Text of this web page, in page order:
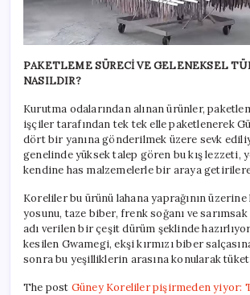
PAKETLEME SÜRECİ VE GELENEKSEL
NASILDIR?
Kurutma odalarından alınan ürünler,
işçiler tarafından tek tek elle paketlenerek
dört bir yanına gönderilmek üzere sevk
genelinde yüksek talep gören bu kış lezzeti,
kendine has malzemelerle bir araya
Koreliler bu ürünü lahana yaprağının
yosunu, taze biber, frenk soğanı ve sarımsak
adı verilen bir çeşit dürüm şeklinde
kesilen Gwamegi, ekşi kırmızı biber
sonra bu yeşilliklerin arasına konularak
The post Güney Koreliler pişirmeden yiyor: